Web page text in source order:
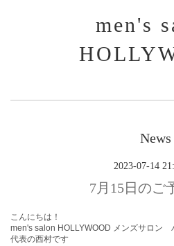
men's
News
2023-07-14
7月15日のご
こんにちは！
men's salon HOLLYWOOD メンズサロン
代表の西村です